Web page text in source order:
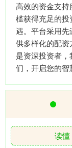
高效的资金支
槛获得充足的
遇。平台采用
供多样化的配
是资深投资者
们，开启您的智
读懂